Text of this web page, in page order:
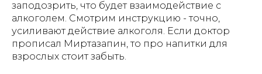
заподозрить, что будет взаимодействие с
алкоголем. Смотрим инструкцию - точно,
усиливают действие алкоголя. Если доктор
прописал Миртазапин, то про напитки для
взрослых стоит забыть.